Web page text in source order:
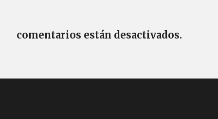
comentarios están desactivados.